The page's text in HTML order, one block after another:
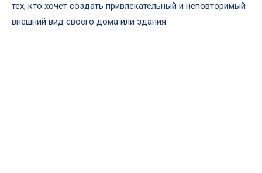
тех, кто хочет создать привлекательный и неповторимый
внешний вид своего дома или здания.